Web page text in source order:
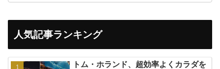
人気記事ランキング
トム・ホランド、超効率よくカラダを